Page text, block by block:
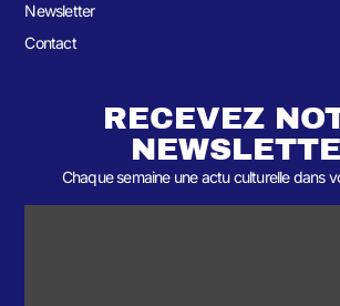
Newsletter
Contact
RECEVEZ
Chaque semaine une actu culturelle dans